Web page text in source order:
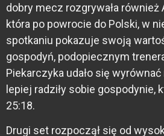
dobry mecz rozgrywała również
która po powrocie do Polski, w
spotkaniu pokazuje swoją
gospodyń, podopiecznym
Piekarczyka udało się
lepiej radziły sobie gospodynie,
25:18.
Drugi set rozpoczął się od